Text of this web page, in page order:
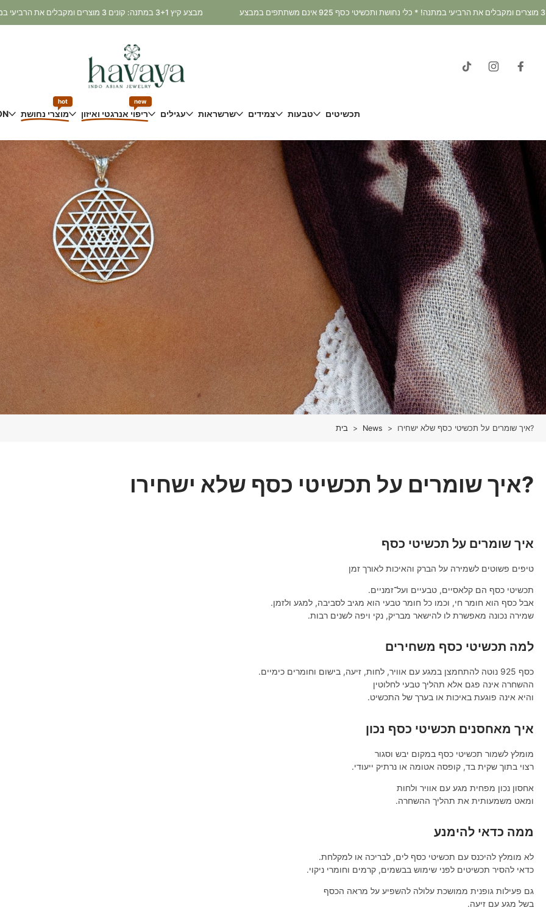
דלג
מבצע קיץ 3+1 במתנה: קונים 3 מוצרים ומקבלים את הרביעי במתנה! * כלי נחושת ותכשיטי כסף 925 אינם משתתפים במבצע
תכשיטים טבעות צמידים שרשראות עגילים ריפוי אנרגטי ואיזון
new
מוצרי נחושת
hot
בית > News > איך שומרים על תכשיטי כסף שלא ישחירו?
איך שומרים על תכשיטי כסף שלא ישחירו?
איך שומרים על תכשיטי כסף
טיפים פשוטים לשמירה על הברק והאיכות לאורך זמן
תכשיטי כסף הם קלאסיים, טבעיים ועל־זמניים.
אבל כסף הוא חומר חי, וכמו כל חומר טבעי הוא מגיב לסביבה, למגע ולזמן.
שמירה נכונה מאפשרת לו להישאר מבריק, נקי ויפה לשנים רבות.
למה תכשיטי כסף משחירים
כסף 925 נוטה להתחמצן במגע עם אוויר, לחות, זיעה, בישום וחומרים כימיים.
ההשחרה אינה פגם אלא תהליך טבעי לחלוטין
והיא אינה פוגעת באיכות או בערך של התכשיט.
איך מאחסנים תכשיטי כסף נכון
מומלץ לשמור תכשיטי כסף במקום יבש וסגור
רצוי בתוך שקית בד, קופסה אטומה או נרתיק ייעודי.
אחסון נכון מפחית מגע עם אוויר ולחות
ומאט משמעותית את תהליך ההשחרה.
ממה כדאי להימנע
לא מומלץ להיכנס עם תכשיטי כסף לים, לבריכה או למקלחת.
כדאי להסיר תכשיטים לפני שימוש בבשמים, קרמים וחומרי ניקוי.
גם פעילות גופנית ממושכת עלולה להשפיע על מראה הכסף
בשל מגע עם זיעה.